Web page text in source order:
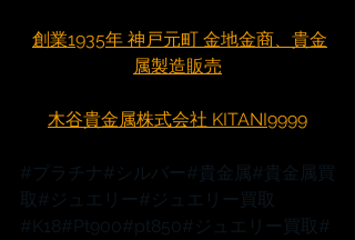
創業1935年 神戸元町 金地金商、貴金
属製造販売
木谷貴金属株式会社 KITANI9999
#プラチナ #シルバー #貴金属#貴金属買
取 #ジュエリー #ジュエリー買取
#K18#Pt900#pt850#ジュエリー買取 #